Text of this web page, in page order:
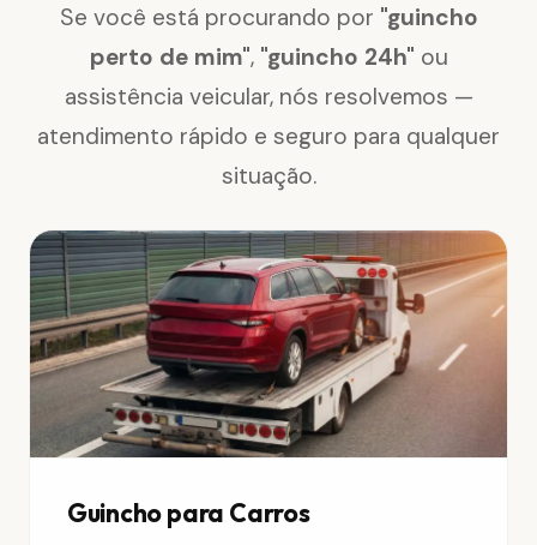
Se você está procurando por "guincho
perto de mim", "guincho 24h" ou
assistência veicular, nós resolvemos —
atendimento rápido e seguro para qualquer
situação.
Guincho para Carros